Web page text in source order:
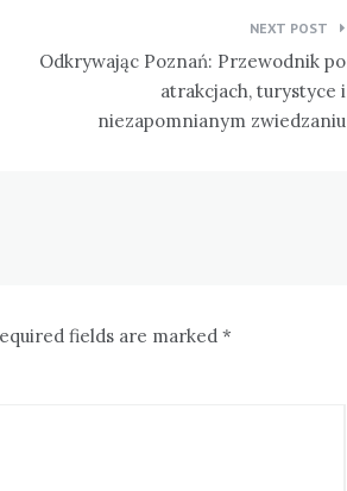
NEXT POST
Odkrywając Poznań: Przewodnik po
atrakcjach, turystyce i
niezapomnianym zwiedzaniu
fields are marked *